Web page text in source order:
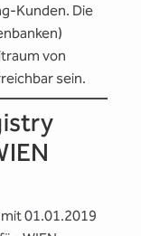
Kunden. Die
von
sein.
01.01.2019